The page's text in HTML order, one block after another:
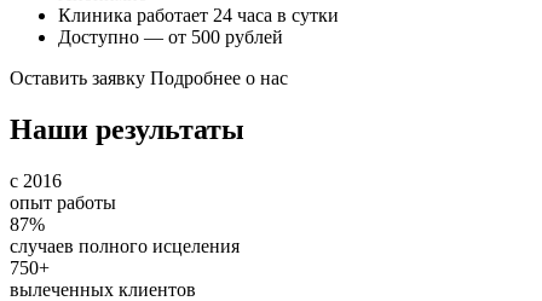
Клиника работает 24 часа в сутки
Доступно — от 500 рублей
Оставить заявку Подробнее о нас
Наши результаты
с 2016
опыт работы
87%
случаев полного исцеления
750+
вылеченных клиентов